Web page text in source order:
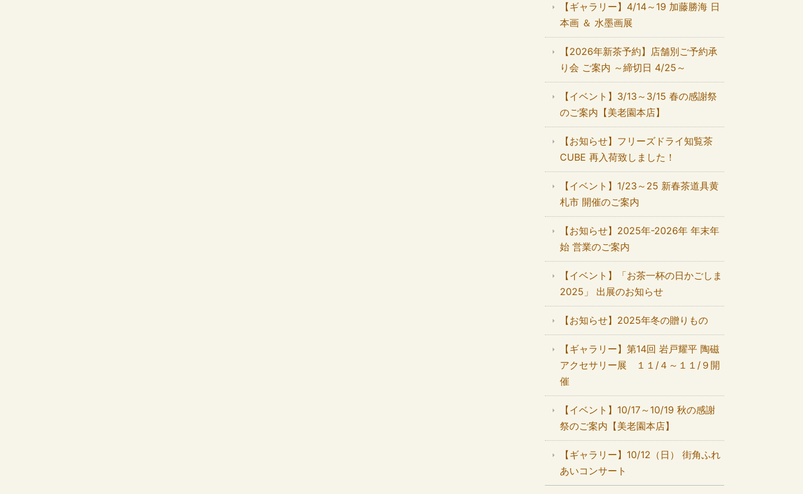
【ギャラリー】4/14～19 加藤勝海 日
本画 ＆ 水墨画展
【2026年新茶予約】店舗別ご予約承
り会 ご案内 ～締切日 4/25～
【イベント】3/13～3/15 春の感謝祭
のご案内【美老園本店】
【お知らせ】フリーズドライ知覧茶
CUBE 再入荷致しました！
【イベント】1/23～25 新春茶道具黄
札市 開催のご案内
【お知らせ】2025年-2026年 年末年
始 営業のご案内
【イベント】「お茶一杯の日かごしま
2025」 出展のお知らせ
【お知らせ】2025年冬の贈りもの
【ギャラリー】第14回 岩戸耀平 陶磁
アクセサリー展 １１/４～１１/９開
催
【イベント】10/17～10/19 秋の感謝
祭のご案内【美老園本店】
【ギャラリー】10/12（日） 街角ふれ
あいコンサート